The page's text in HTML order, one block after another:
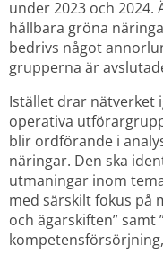
under 2023 och
hållbara gröna
bedrivs något
grupperna är
Istället drar nätverket
operativa
blir ordförande i
näringar. Den ska
utmaningar inom
med särskilt fokus på
och ägarskiften” samt